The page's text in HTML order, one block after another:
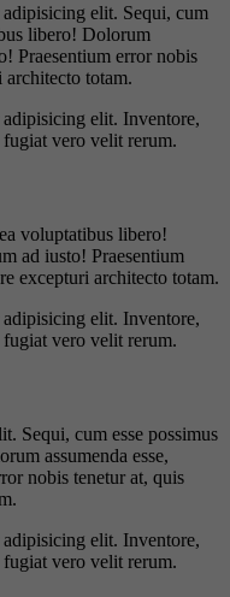
elit. Sequi, cum
libero! Dolorum
Praesentium error nobis
architecto totam.
elit. Inventore,
vero velit rerum.
voluptatibus libero!
ad iusto! Praesentium
excepturi architecto totam.
elit. Inventore,
vero velit rerum.
Sequi, cum esse possimus
assumenda esse,
nobis tenetur at, quis
elit. Inventore,
vero velit rerum.